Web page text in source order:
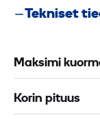
Tekniset
Maksimi
Korin pituus